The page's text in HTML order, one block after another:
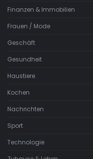
Finanzen & Immobilien
Frauen / Mode
Geschäft
Gesundheit
Haustiere
Kochen
Nachrichten
Sport
Technologie